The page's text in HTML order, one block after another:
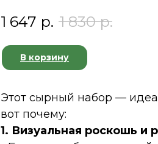
1 647 р. 1 830 р.
В корзину
Этот сырный набор —
вот почему:
1. Визуальная роскошь и